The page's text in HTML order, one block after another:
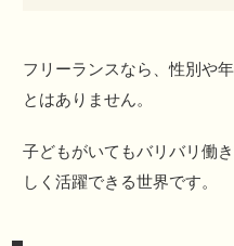
フリーランスなら、性別や
とはありません。
子どもがいてもバリバリ働
しく活躍できる世界です。